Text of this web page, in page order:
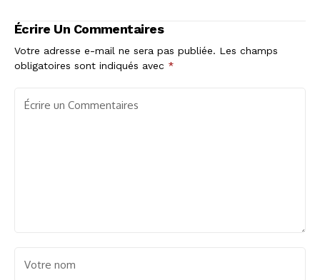
Sud
Écrire Un Commentaires
Votre adresse e-mail ne sera pas publiée. Les champs
obligatoires sont indiqués avec *